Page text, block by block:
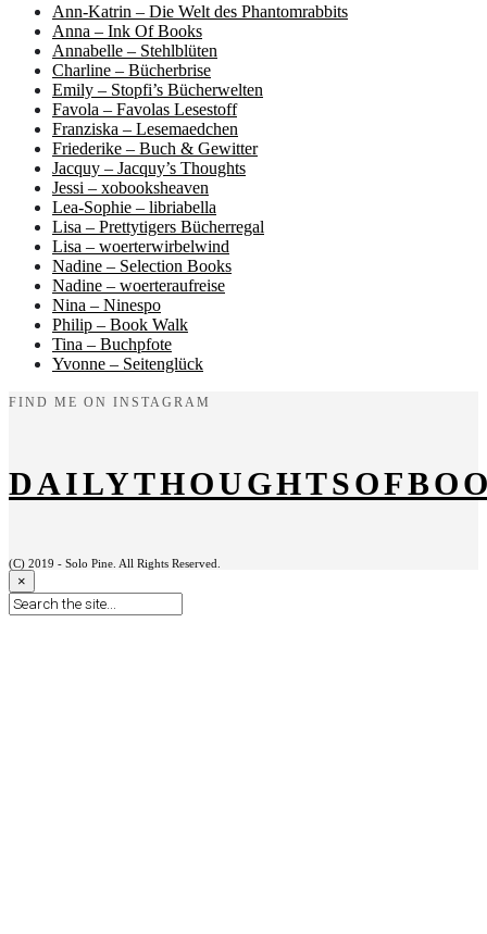
Ann-Katrin – Die Welt des Phantomrabbits
Anna – Ink Of Books
Annabelle – Stehlblüten
Charline – Bücherbrise
Emily – Stopfi’s Bücherwelten
Favola – Favolas Lesestoff
Franziska – Lesemaedchen
Friederike – Buch & Gewitter
Jacquy – Jacquy’s Thoughts
Jessi – xobooksheaven
Lea-Sophie – libriabella
Lisa – Prettytigers Bücherregal
Lisa – woerterwirbelwind
Nadine – Selection Books
Nadine – woerteraufreise
Nina – Ninespo
Philip – Book Walk
Tina – Buchpfote
Yvonne – Seitenglück
FIND ME ON INSTAGRAM
(C) 2019 - Solo Pine. All Rights Reserved.
×